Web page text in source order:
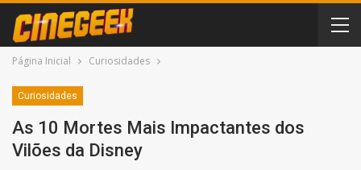
Página Inicial Curiosidades
Curiosidades
As 10 Mortes Mais Impactantes dos
Vilões da Disney